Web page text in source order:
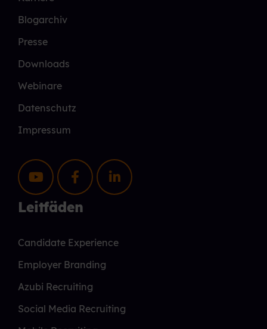
Blogarchiv
Presse
Downloads
Webinare
Datenschutz
Impressum
Leitfäden
Candidate Experience
Employer Branding
Azubi Recruiting
Social Media Recruiting